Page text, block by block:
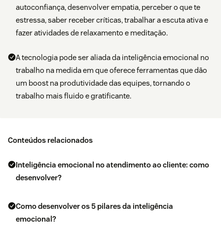
autoconfiança, desenvolver empatia, perceber o que te
estressa, saber receber críticas, trabalhar a escuta ativa e
fazer atividades de relaxamento e meditação.
A tecnologia pode ser aliada da inteligência emocional no
trabalho na medida em que oferece ferramentas que dão
um boost na produtividade das equipes, tornando o
trabalho mais fluido e gratificante.
Conteúdos relacionados
Inteligência emocional no atendimento ao cliente: como
desenvolver?
Como desenvolver os 5 pilares da inteligência
emocional?